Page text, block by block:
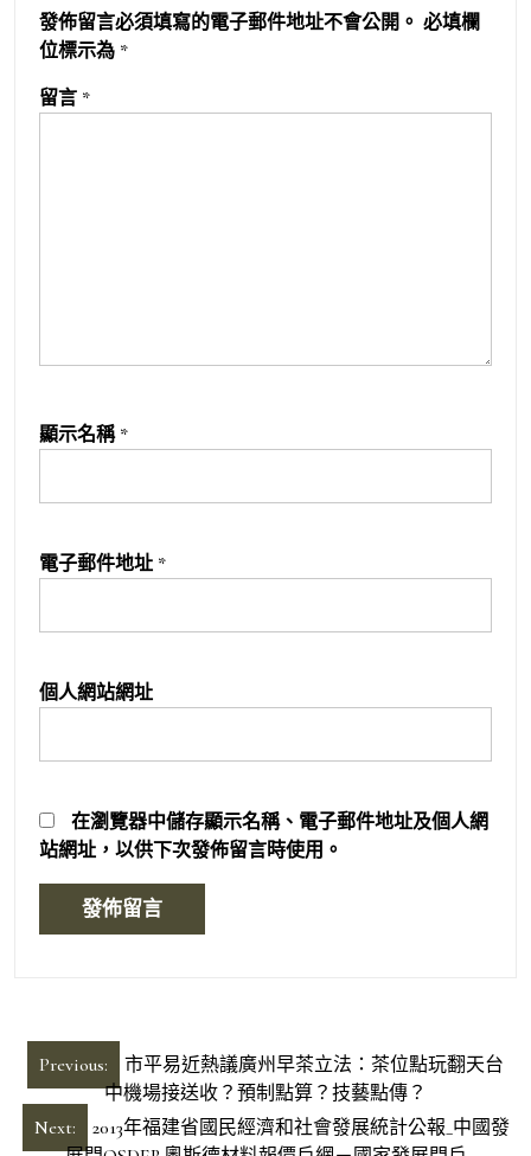
發佈留言必須填寫的電子郵件地址不會公開。 必填欄
位標示為 *
留言 *
顯示名稱 *
電子郵件地址 *
個人網站網址
在瀏覽器中儲存顯示名稱、電子郵件地址及個人網
站網址，以供下次發佈留言時使用。
文
章
導
Previous:
市平易近熱議廣州早茶立法：茶位點玩翻天台
中機場接送收？預制點算？技藝點傳？
Next:
2013年福建省國民經濟和社會發展統計公報_中國發